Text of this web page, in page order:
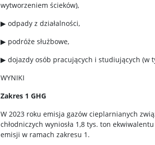
wytworzeniem ścieków),
▶ odpady z działalności,
▶ podróże służbowe,
▶ dojazdy osób pracujących i studiujących (w
WYNIKI
Zakres 1 GHG
W 2023 roku emisja gazów cieplarnianych
chłodniczych wyniosła 1,8 tys. ton ekwiwalentu
emisji w ramach zakresu 1.